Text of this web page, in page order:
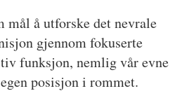
mål å utforske det nevrale
gjennom fokuserte
funksjon, nemlig vår evne
posisjon i rommet.